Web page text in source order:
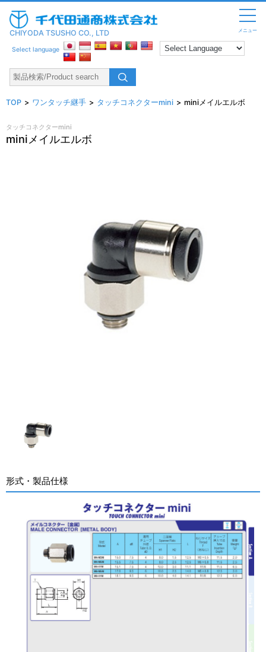
メニュー
CHIYODA TSUSHO CO., LTD
Select language
TOP ワンタッチ継手 タッチコネクターmini miniメイルエルボ
タッチコネクターmini
miniメイルエルボ
形式・製品仕様